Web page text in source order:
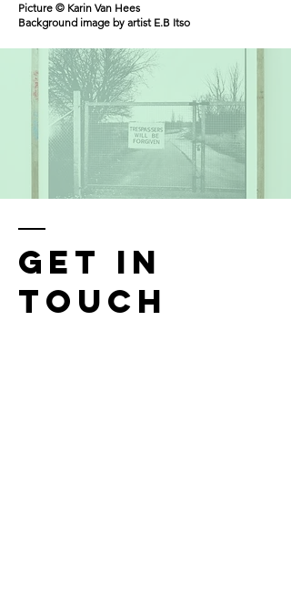
Picture © Karin Van Hees
Background image by artist E.B Itso
GET IN
TOUCH